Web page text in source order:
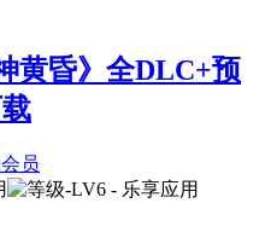
黄昏》全DLC+预